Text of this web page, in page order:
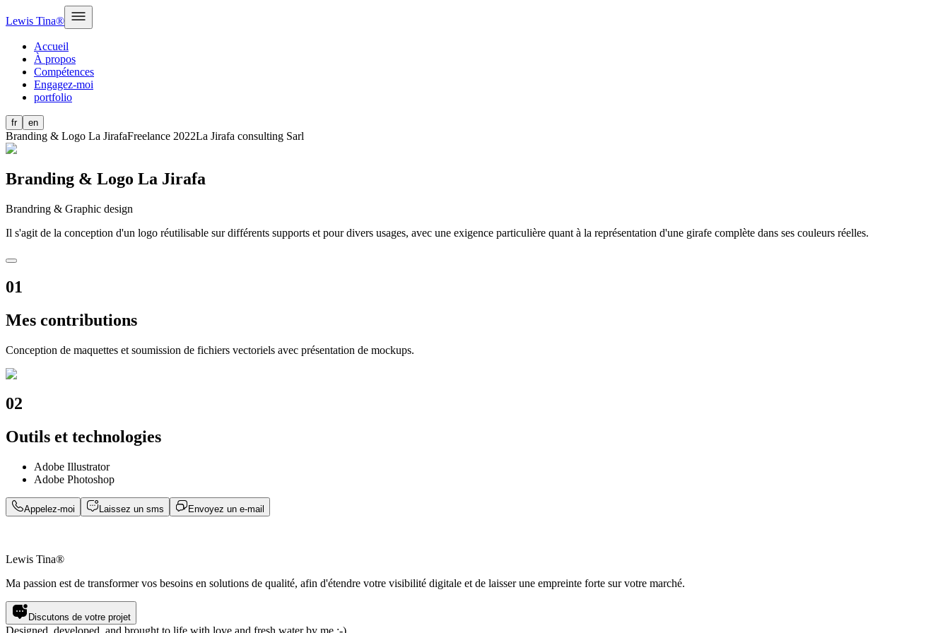
Lewis Tina®
Accueil
À propos
Compétences
Engagez-moi
portfolio
fr en
Branding & Logo La JirafaFreelance 2022La Jirafa consulting Sarl
Branding & Logo La Jirafa
Brandring & Graphic design
Il s'agit de la conception d'un logo réutilisable sur différents supports et pour divers usages, avec une exigence particulière quant à la représentation d'une girafe complète dans ses couleurs réelles.
01
Mes contributions
Conception de maquettes et soumission de fichiers vectoriels avec présentation de mockups.
02
Outils et technologies
Adobe Illustrator
Adobe Photoshop
Appelez-moi Laissez un sms Envoyez un e-mail
Lewis Tina®
Ma passion est de transformer vos besoins en solutions de qualité, afin d'étendre votre visibilité digitale et de laisser une empreinte forte sur votre marché.
Discutons de votre projet